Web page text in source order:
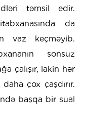
təmsil edir.
da
vaz keçməyib.
sonsuz
çalışır, lakin hər
çox çaşdırır.
başqa bir sual